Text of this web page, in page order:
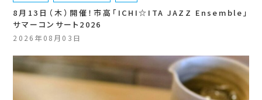
8月13日（木）開催！市高「ICHI☆ITA JAZZ Ensemble」
サマーコンサート2026
2026年08月03日